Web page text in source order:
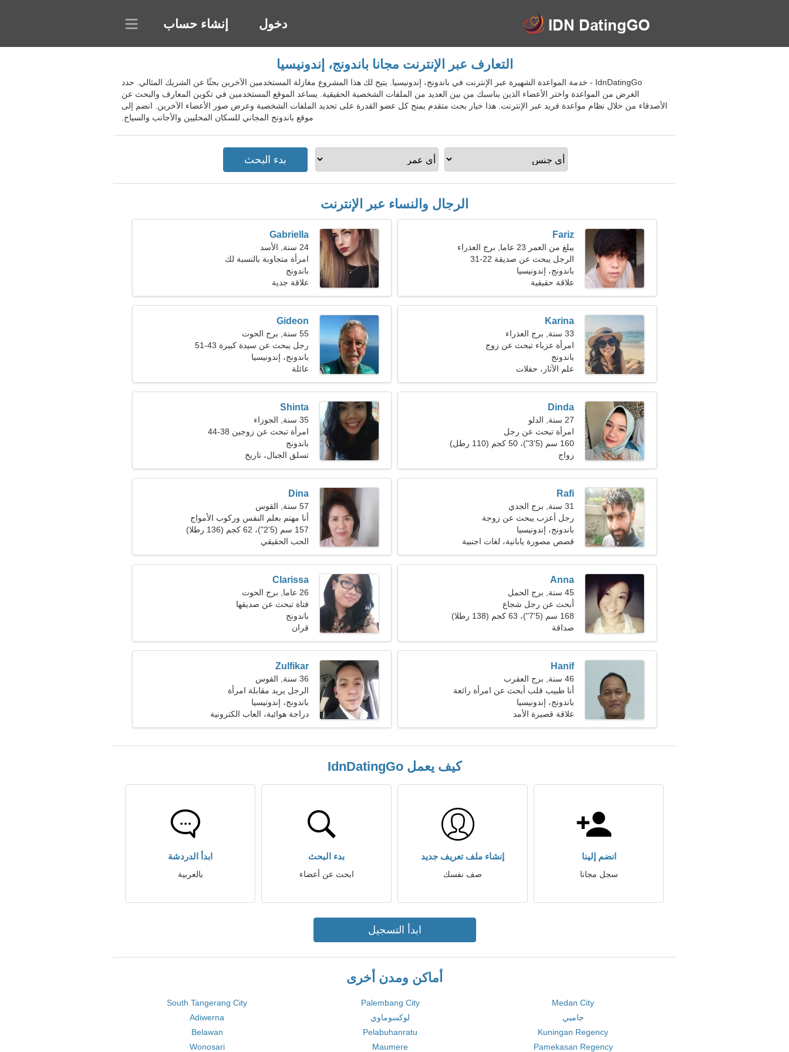
دخول إنشاء حساب
التعارف عبر الإنترنت مجانا باندونج، إندونيسيا
IdnDatingGo - خدمة المواعدة الشهيرة عبر الإنترنت في باندونج، إندونيسيا. يتيح لك هذا المشروع مغازلة المستخدمين الآخرين بحثًا عن الشريك المثالي. حدد
الغرض من المواعدة واختر الأعضاء الذين يناسبك من بين العديد من الملفات الشخصية الحقيقية. يساعد الموقع المستخدمين في تكوين المعارف والبحث عن
الأصدقاء من خلال نظام مواعدة فريد عبر الإنترنت. هذا خيار بحث متقدم يمنح كل عضو القدرة على تحديد الملفات الشخصية وعرض صور الأعضاء الآخرين. انضم إلى
موقع باندونج المجاني للسكان المحليين والأجانب والسياح.
الرجال والنساء عبر الإنترنت
Fariz
يبلغ من العمر 23 عاما, برج العذراء
الرجل يبحث عن صديقة 22-31
باندونج، إندونيسيا
علاقة حقيقية
Gabriella
24 سنة, الأسد
امرأة متجاوبة بالنسبة لك
باندونج
علاقة جدية
Karina
33 سنة, برج العذراء
امرأة عزباء تبحث عن زوج
باندونج
علم الآثار، حفلات
Gideon
55 سنة, برج الحوت
رجل يبحث عن سيدة كبيرة 43-51
باندونج، إندونيسيا
عائلة
Dinda
27 سنة, الدلو
امرأة تبحث عن رجل
160 سم (5'3")، 50 كجم (110 رطل)
زواج
Shinta
35 سنة, الجوزاء
امرأة تبحث عن زوجين 38-44
باندونج
تسلق الجبال، تاريخ
Rafi
31 سنة, برج الجدي
رجل أعزب يبحث عن زوجة
باندونج، إندونيسيا
قصص مصورة يابانية، لغات اجنبية
Dina
57 سنة, القوس
أنا مهتم بعلم النفس وركوب الأمواج
157 سم (5'2")، 62 كجم (136 رطلا)
الحب الحقيقي
Anna
45 سنة, برج الحمل
أبحث عن رجل شجاع
168 سم (5'7")، 63 كجم (138 رطلا)
صداقة
Clarissa
26 عاما, برج الحوت
فتاة تبحث عن صديقها
باندونج
قران
Hanif
46 سنة, برج العقرب
أنا طبيب قلب أبحث عن امرأة رائعة
باندونج، إندونيسيا
علاقة قصيرة الأمد
Zulfikar
36 سنة, القوس
الرجل يريد مقابلة امرأة
باندونج، إندونيسيا
دراجة هوائية، العاب الكترونية
كيف يعمل IdnDatingGo
انضم إلينا
سجل مجانا
إنشاء ملف تعريف جديد
صف نفسك
بدء البحث
ابحث عن أعضاء
ابدأ الدردشة
بالعربية
ابدأ التسجيل
أماكن ومدن أخرى
Medan City
Palembang City
South Tangerang City
جامبي
لوكسوماوي
Adiwerna
Kuningan Regency
Pelabuhanratu
Belawan
Pamekasan Regency
Maumere
Wonosari